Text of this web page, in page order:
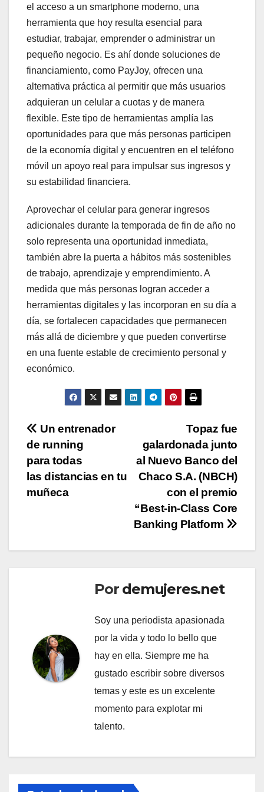
el acceso a un smartphone moderno, una
herramienta que hoy resulta esencial para
estudiar, trabajar, emprender o administrar un
pequeño negocio. Es ahí donde soluciones de
financiamiento, como PayJoy, ofrecen una
alternativa práctica al permitir que más usuarios
adquieran un celular a cuotas y de manera
flexible. Este tipo de herramientas amplía las
oportunidades para que más personas participen
de la economía digital y encuentren en el teléfono
móvil un apoyo real para impulsar sus ingresos y
su estabilidad financiera.
Aprovechar el celular para generar ingresos
adicionales durante la temporada de fin de año no
solo representa una oportunidad inmediata,
también abre la puerta a hábitos más sostenibles
de trabajo, aprendizaje y emprendimiento. A
medida que más personas logran acceder a
herramientas digitales y las incorporan en su día a
día, se fortalecen capacidades que permanecen
más allá de diciembre y que pueden convertirse
en una fuente estable de crecimiento personal y
económico.
Navegación
de
entradas
Topaz fue
galardonada junto
al Nuevo Banco del
Chaco S.A. (NBCH)
con el premio
“Best-in-Class Core
Banking Platform
Un entrenador
de running
para todas
las distancias en tu
muñeca
Por demujeres.net
Soy una periodista apasionada
por la vida y todo lo bello que
hay en ella. Siempre me ha
gustado escribir sobre diversos
temas y este es un excelente
momento para explotar mi
talento.